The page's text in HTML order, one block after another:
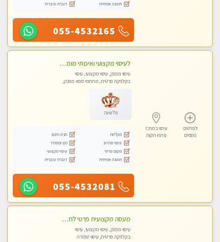
תמונה אמיתית
דוברת עיברית
055-4532165
לפרטים
נוספים
עיסוי במרכז
פתח-תקוה
לעיסוי מקצועי ואיכותי מומלץ מאוד!! ממתינה לך שתגיע , מעסה פרטית … ❤️
עיסוי מפנק, עיסוי מקצועי, עיסוי
בקלניקה פרטית, מתחמי ספא מפנק,
פלטינה
מקלחת
חניה חינם
עיסוי מרגיע
נקי ומסודר
מקום פרטי
עיסוי מקצועי
תמונה אמיתית
דוברת עיברית
055-4532081
מעסה מקצועית פרטי לחלוטין .ללא מין !!!
עיסוי מפנק, עיסוי מקצועי, עיסוי
בקלניקה פרטית, עיסוי טנטרה